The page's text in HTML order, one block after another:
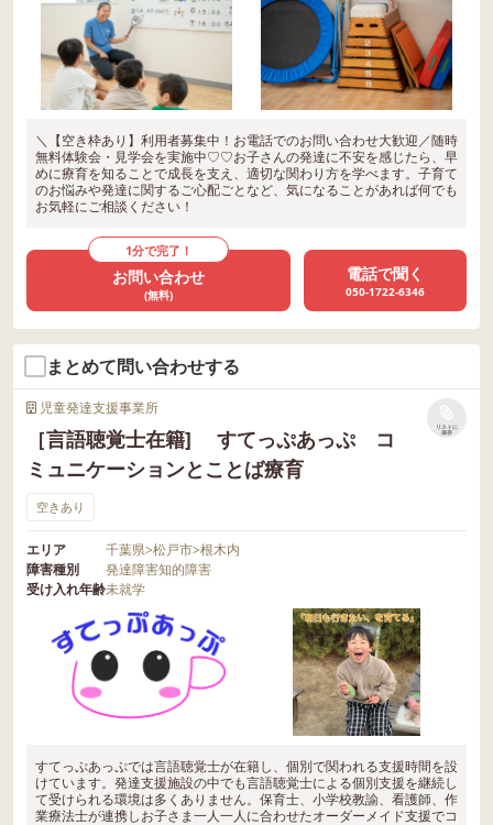
＼【空き枠あり】利用者募集中！お電話でのお問い合わせ大歓迎／随時
無料体験会・見学会を実施中♡♡お子さんの発達に不安を感じたら、早
めに療育を知ることで成長を支え、適切な関わり方を学べます。子育て
のお悩みや発達に関するご心配ごとなど、気になることがあれば何でも
お気軽にご相談ください！
1分で完了！
お問い合わせ
(無料)
電話で聞く
050-1722-6346
まとめて問い合わせする
児童発達支援事業所
［言語聴覚士在籍] すてっぷあっぷ コ
ミュニケーションとことば療育
リストに
保存
空きあり
エリア 千葉県>松戸市>根木内
障害種別
発達障害知的障害
受け入れ年齢未就学
すてっぷあっぷでは言語聴覚士が在籍し、個別で関われる支援時間を設
けています。発達支援施設の中でも言語聴覚士による個別支援を継続し
て受けられる環境は多くありません。保育士、小学校教諭、看護師、作
業療法士が連携しお子さま一人一人に合わせたオーダーメイド支援でコ